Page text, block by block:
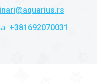
+381692070031